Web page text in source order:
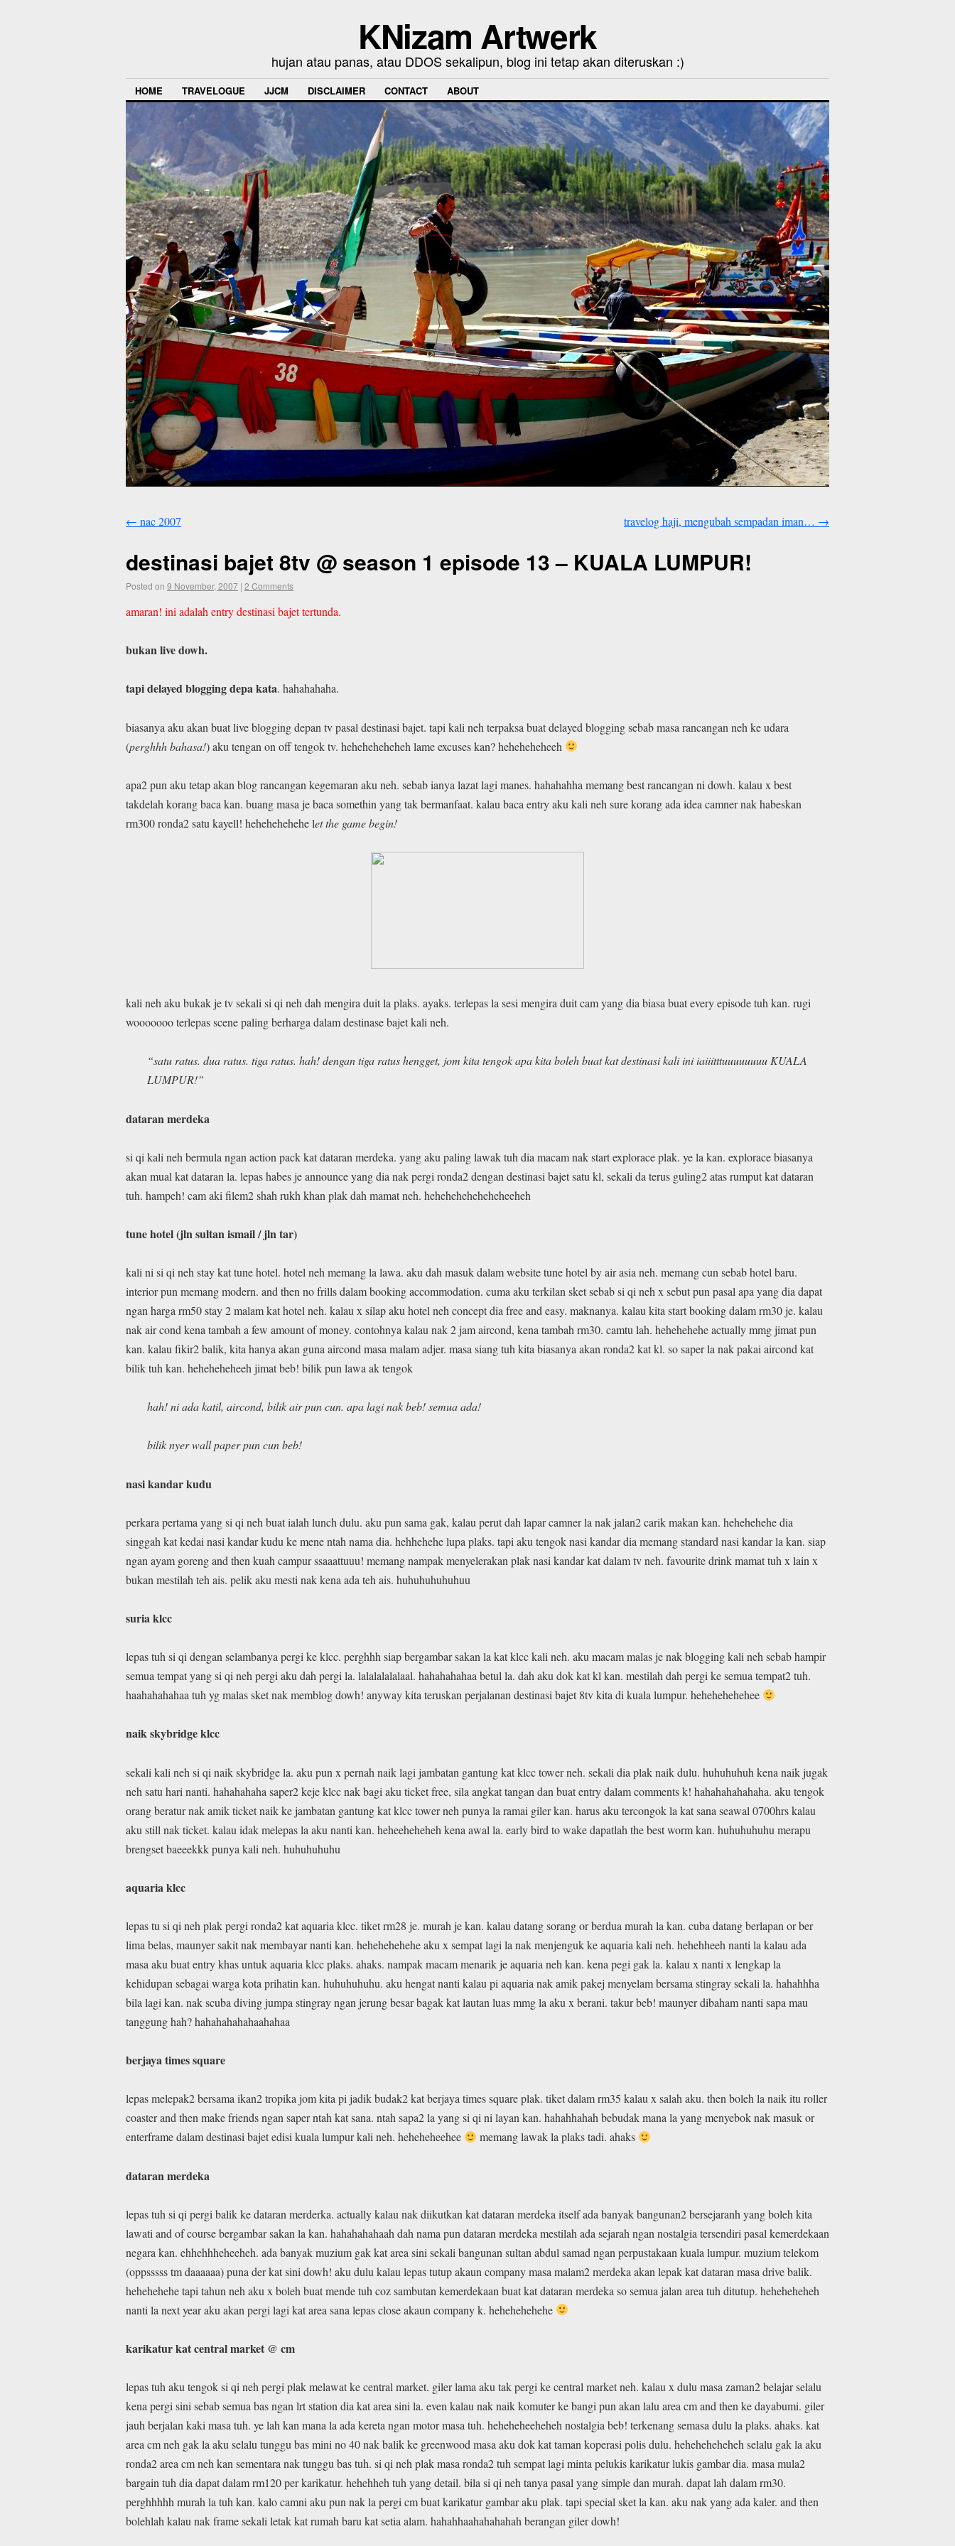
KNizam Artwerk
hujan atau panas, atau DDOS sekalipun, blog ini tetap akan diteruskan :)
HOME TRAVELOGUE JJCM DISCLAIMER CONTACT ABOUT
← nac 2007 travelog haji, mengubah sempadan iman… →
destinasi bajet 8tv @ season 1 episode 13 – KUALA LUMPUR!
Posted on 9 November, 2007 | 2 Comments
amaran! ini adalah entry destinasi bajet tertunda.
bukan live dowh.
tapi delayed blogging depa kata. hahahahaha.
biasanya aku akan buat live blogging depan tv pasal destinasi bajet. tapi kali neh terpaksa buat delayed blogging sebab masa rancangan neh ke udara
(perghhh bahasa!) aku tengan on off tengok tv. heheheheheheh lame excuses kan? heheheheheeh
apa2 pun aku tetap akan blog rancangan kegemaran aku neh. sebab ianya lazat lagi manes. hahahahha memang best rancangan ni dowh. kalau x best
takdelah korang baca kan. buang masa je baca somethin yang tak bermanfaat. kalau baca entry aku kali neh sure korang ada idea camner nak habeskan
rm300 ronda2 satu kayell! hehehehehehe let the game begin!
kali neh aku bukak je tv sekali si qi neh dah mengira duit la plaks. ayaks. terlepas la sesi mengira duit cam yang dia biasa buat every episode tuh kan. rugi
wooooooo terlepas scene paling berharga dalam destinase bajet kali neh.
“satu ratus. dua ratus. tiga ratus. hah! dengan tiga ratus hengget, jom kita tengok apa kita boleh buat kat destinasi kali ini iaiiitttuuuuuuuu KUALA
LUMPUR!”
dataran merdeka
si qi kali neh bermula ngan action pack kat dataran merdeka. yang aku paling lawak tuh dia macam nak start explorace plak. ye la kan. explorace biasanya
akan mual kat dataran la. lepas habes je announce yang dia nak pergi ronda2 dengan destinasi bajet satu kl, sekali da terus guling2 atas rumput kat dataran
tuh. hampeh! cam aki filem2 shah rukh khan plak dah mamat neh. heheheheheheheheeheh
tune hotel (jln sultan ismail / jln tar)
kali ni si qi neh stay kat tune hotel. hotel neh memang la lawa. aku dah masuk dalam website tune hotel by air asia neh. memang cun sebab hotel baru.
interior pun memang modern. and then no frills dalam booking accommodation. cuma aku terkilan sket sebab si qi neh x sebut pun pasal apa yang dia dapat
ngan harga rm50 stay 2 malam kat hotel neh. kalau x silap aku hotel neh concept dia free and easy. maknanya. kalau kita start booking dalam rm30 je. kalau
nak air cond kena tambah a few amount of money. contohnya kalau nak 2 jam aircond, kena tambah rm30. camtu lah. hehehehehe actually mmg jimat pun
kan. kalau fikir2 balik, kita hanya akan guna aircond masa malam adjer. masa siang tuh kita biasanya akan ronda2 kat kl. so saper la nak pakai aircond kat
bilik tuh kan. heheheheheeh jimat beb! bilik pun lawa ak tengok
hah! ni ada katil, aircond, bilik air pun cun. apa lagi nak beb! semua ada!
bilik nyer wall paper pun cun beb!
nasi kandar kudu
perkara pertama yang si qi neh buat ialah lunch dulu. aku pun sama gak, kalau perut dah lapar camner la nak jalan2 carik makan kan. hehehehehe dia
singgah kat kedai nasi kandar kudu ke mene ntah nama dia. hehhehehe lupa plaks. tapi aku tengok nasi kandar dia memang standard nasi kandar la kan. siap
ngan ayam goreng and then kuah campur ssaaattuuu! memang nampak menyelerakan plak nasi kandar kat dalam tv neh. favourite drink mamat tuh x lain x
bukan mestilah teh ais. pelik aku mesti nak kena ada teh ais. huhuhuhuhuhuu
suria klcc
lepas tuh si qi dengan selambanya pergi ke klcc. perghhh siap bergambar sakan la kat klcc kali neh. aku macam malas je nak blogging kali neh sebab hampir
semua tempat yang si qi neh pergi aku dah pergi la. lalalalalalaal. hahahahahaa betul la. dah aku dok kat kl kan. mestilah dah pergi ke semua tempat2 tuh.
haahahahahaa tuh yg malas sket nak memblog dowh! anyway kita teruskan perjalanan destinasi bajet 8tv kita di kuala lumpur. hehehehehehee
naik skybridge klcc
sekali kali neh si qi naik skybridge la. aku pun x pernah naik lagi jambatan gantung kat klcc tower neh. sekali dia plak naik dulu. huhuhuhuh kena naik jugak
neh satu hari nanti. hahahahaha saper2 keje klcc nak bagi aku ticket free, sila angkat tangan dan buat entry dalam comments k! hahahahahahaha. aku tengok
orang beratur nak amik ticket naik ke jambatan gantung kat klcc tower neh punya la ramai giler kan. harus aku tercongok la kat sana seawal 0700hrs kalau
aku still nak ticket. kalau idak melepas la aku nanti kan. heheeheheheh kena awal la. early bird to wake dapatlah the best worm kan. huhuhuhuhu merapu
brengset baeeekkk punya kali neh. huhuhuhuhu
aquaria klcc
lepas tu si qi neh plak pergi ronda2 kat aquaria klcc. tiket rm28 je. murah je kan. kalau datang sorang or berdua murah la kan. cuba datang berlapan or ber
lima belas, maunyer sakit nak membayar nanti kan. hehehehehehe aku x sempat lagi la nak menjenguk ke aquaria kali neh. hehehheeh nanti la kalau ada
masa aku buat entry khas untuk aquaria klcc plaks. ahaks. nampak macam menarik je aquaria neh kan. kena pegi gak la. kalau x nanti x lengkap la
kehidupan sebagai warga kota prihatin kan. huhuhuhuhu. aku hengat nanti kalau pi aquaria nak amik pakej menyelam bersama stingray sekali la. hahahhha
bila lagi kan. nak scuba diving jumpa stingray ngan jerung besar bagak kat lautan luas mmg la aku x berani. takur beb! maunyer dibaham nanti sapa mau
tanggung hah? hahahahahahaahahaa
berjaya times square
lepas melepak2 bersama ikan2 tropika jom kita pi jadik budak2 kat berjaya times square plak. tiket dalam rm35 kalau x salah aku. then boleh la naik itu roller
coaster and then make friends ngan saper ntah kat sana. ntah sapa2 la yang si qi ni layan kan. hahahhahah bebudak mana la yang menyebok nak masuk or
enterframe dalam destinasi bajet edisi kuala lumpur kali neh. heheheheehee
memang lawak la plaks tadi. ahaks
dataran merdeka
lepas tuh si qi pergi balik ke dataran merderka. actually kalau nak diikutkan kat dataran merdeka itself ada banyak bangunan2 bersejaranh yang boleh kita
lawati and of course bergambar sakan la kan. hahahahahaah dah nama pun dataran merdeka mestilah ada sejarah ngan nostalgia tersendiri pasal kemerdekaan
negara kan. ehhehhheheeheh. ada banyak muzium gak kat area sini sekali bangunan sultan abdul samad ngan perpustakaan kuala lumpur. muzium telekom
(oppsssss tm daaaaaa) puna der kat sini dowh! aku dulu kalau lepas tutup akaun company masa malam2 merdeka akan lepak kat dataran masa drive balik.
hehehehehe tapi tahun neh aku x boleh buat mende tuh coz sambutan kemerdekaan buat kat dataran merdeka so semua jalan area tuh ditutup. heheheheheh
nanti la next year aku akan pergi lagi kat area sana lepas close akaun company k. hehehehehehe
karikatur kat central market @ cm
lepas tuh aku tengok si qi neh pergi plak melawat ke central market. giler lama aku tak pergi ke central market neh. kalau x dulu masa zaman2 belajar selalu
kena pergi sini sebab semua bas ngan lrt station dia kat area sini la. even kalau nak naik komuter ke bangi pun akan lalu area cm and then ke dayabumi. giler
jauh berjalan kaki masa tuh. ye lah kan mana la ada kereta ngan motor masa tuh. heheheheeheheh nostalgia beb! terkenang semasa dulu la plaks. ahaks. kat
area cm neh gak la aku selalu tunggu bas mini no 40 nak balik ke greenwood masa aku dok kat taman koperasi polis dulu. heheheheheheh selalu gak la aku
ronda2 area cm neh kan sementara nak tunggu bas tuh. si qi neh plak masa ronda2 tuh sempat lagi minta pelukis karikatur lukis gambar dia. masa mula2
bargain tuh dia dapat dalam rm120 per karikatur. hehehheh tuh yang detail. bila si qi neh tanya pasal yang simple dan murah. dapat lah dalam rm30.
perghhhhh murah la tuh kan. kalo camni aku pun nak la pergi cm buat karikatur gambar aku plak. tapi special sket la kan. aku nak yang ada kaler. and then
bolehlah kalau nak frame sekali letak kat rumah baru kat setia alam. hahahhaahahahahah berangan giler dowh!